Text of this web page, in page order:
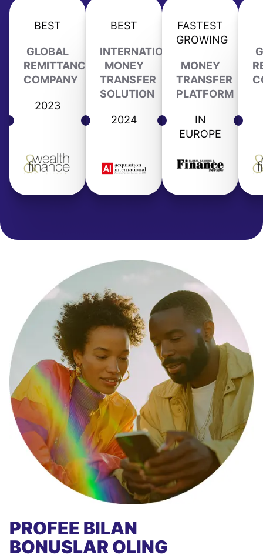
BEST
GLOBAL
REMITTANCE
COMPANY
2023
BEST
INTERNATIONAL
MONEY
TRANSFER
SOLUTION
2024
FASTEST
GROWING
MONEY
TRANSFER
PLATFORM
IN
EUROPE
PROFEE BILAN
BONUSLAR OLING